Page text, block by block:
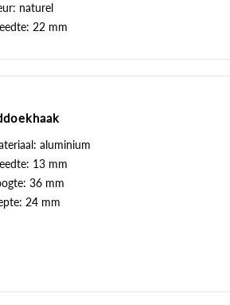
naturel
22 mm
aluminium
13 mm
36 mm
24 mm